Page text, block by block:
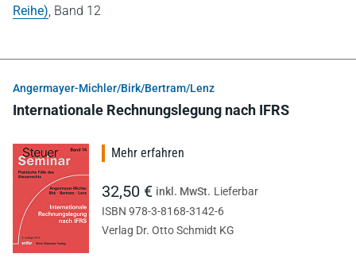
Reihe), Band 12
Angermayer-Michler/Birk/Bertram/Lenz
Internationale Rechnungslegung nach IFRS
Mehr erfahren
32,50 € inkl. MwSt. Lieferbar
ISBN 978-3-8168-3142-6
Verlag Dr. Otto Schmidt KG